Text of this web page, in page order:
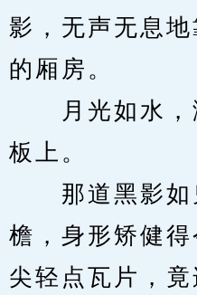
影，无声无息
的厢房。
月光如水，
板上。
那道黑影如
檐，身形矫健
尖轻点瓦片，